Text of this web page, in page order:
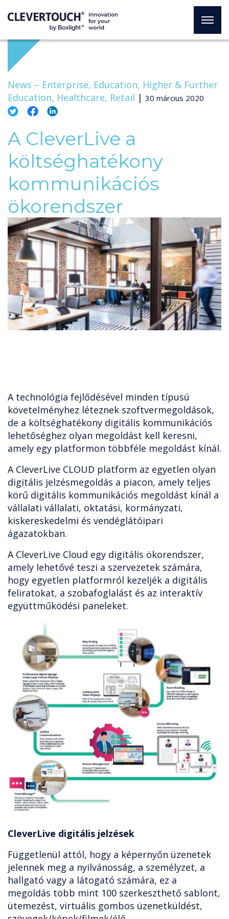
News – Enterprise, Education, Higher & Further
Education, Healthcare, Retail | 30 március 2020
A CleverLive a
költséghatékony
kommunikációs
ökorendszer
A technológia fejlődésével minden típusú
követelményhez léteznek szoftvermegoldások,
de a költséghatékony digitális kommunikációs
lehetőséghez olyan megoldást kell keresni,
amely egy platformon többféle megoldást kínál.
A CleverLive CLOUD platform az egyetlen olyan
digitális jelzésmegoldás a piacon, amely teljes
körű digitális kommunikációs megoldást kínál a
vállalati vállalati, oktatási, kormányzati,
kiskereskedelmi és vendéglátóipari
ágazatokban.
A CleverLive Cloud egy digitális ökorendszer,
amely lehetővé teszi a szervezetek számára,
hogy egyetlen platformról kezeljék a digitális
feliratokat, a szobafoglalást és az interaktív
együttműködési paneleket.
CleverLive digitális jelzések
Függetlenül attól, hogy a képernyőn üzenetek
jelennek meg a nyilvánosság, a személyzet, a
hallgató vagy a látogató számára, ez a
megoldás több mint 100 szerkeszthető sablont,
ütemezést, virtuális gombos üzenetküldést,